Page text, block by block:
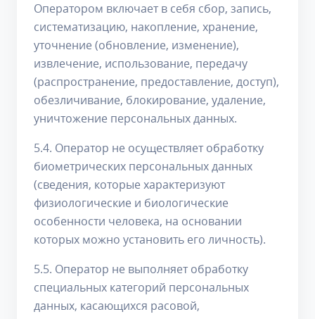
Оператором включает в себя сбор, запись,
систематизацию, накопление, хранение,
уточнение (обновление, изменение),
извлечение, использование, передачу
(распространение, предоставление, доступ),
обезличивание, блокирование, удаление,
уничтожение персональных данных.
5.4. Оператор не осуществляет обработку
биометрических персональных данных
(сведения, которые характеризуют
физиологические и биологические
особенности человека, на основании
которых можно установить его личность).
5.5. Оператор не выполняет обработку
специальных категорий персональных
данных, касающихся расовой,